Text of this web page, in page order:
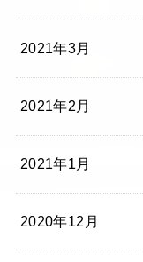
2021年3月
2021年2月
2021年1月
2020年12月